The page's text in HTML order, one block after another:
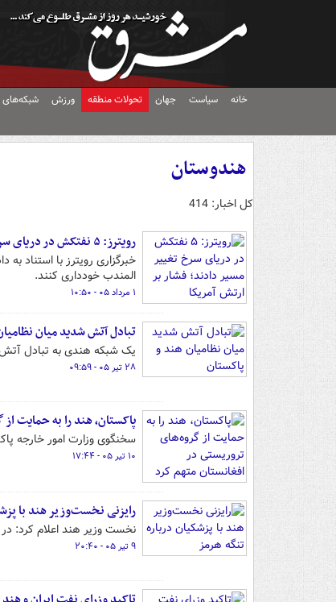
خانه سیاست جهان تحولات منطقه ورزش شبکه‌های
هندوستان
کل اخبار: 414
رویترز: ۵ نفتکش در دریای سرخ تغییر مسیر دادند؛ فشار بر ارتش آمریکا
المندب خودداری کنند.
۱ مرداد ۰۵ - ۱۰:۵۰
تبادل آتش شدید میان
یک شبکه هندی به تبادل آتش
۲۸ تیر ۰۵ - ۰۹:۵۹
پاکستان، هند را به حمایت
سخنگوی وزارت امور خارجه
۱۰ تیر ۰۵ - ۱۷:۴۴
رایزنی نخست‌وزیر هند با
نخست وزیر هند اعلام کرد:
۹ تیر ۰۵ - ۲۰:۴۰